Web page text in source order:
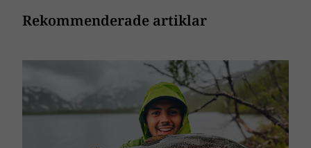
Rekommenderade artiklar